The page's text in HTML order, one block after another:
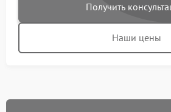
Получить
Наши цены